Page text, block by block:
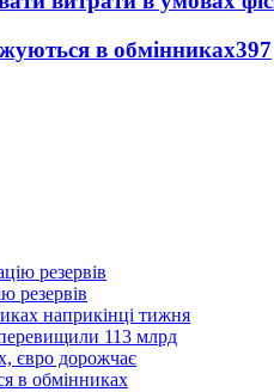
в обмінниках397
резервів
наприкінці тижня
113 млрд
євро дорожчає
в обмінниках